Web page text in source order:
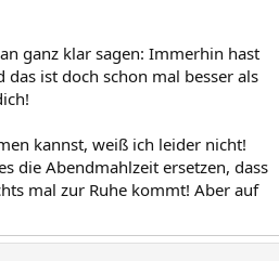
ganz klar sagen: Immerhin hast
ist doch schon mal besser als
kannst, weiß ich leider nicht!
die Abendmahlzeit ersetzen, dass
mal zur Ruhe kommt! Aber auf